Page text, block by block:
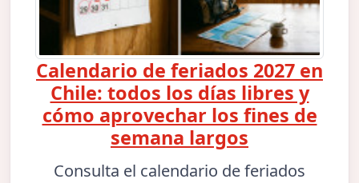
Calendario de feriados 2027 en
Chile: todos los días libres y
cómo aprovechar los fines de
semana largos
Consulta el calendario de feriados